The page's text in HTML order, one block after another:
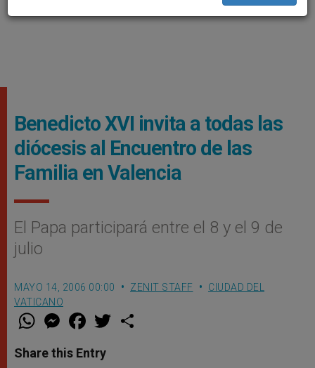
Benedicto XVI invita a todas las
diócesis al Encuentro de las
Familia en Valencia
El Papa participará entre el 8 y el 9 de
julio
MAYO 14, 2006 00:00 ZENIT STAFF
CIUDAD DEL
VATICANO
W
t
s
M
e
s
e
F
a
e
b
w
Share this Entry